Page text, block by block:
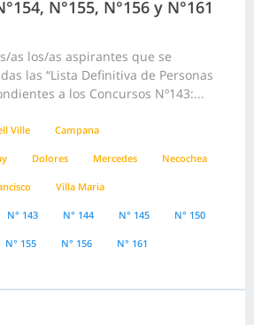
N°155, N°156 y N°161
as los/as aspirantes que se
las “Lista Definitiva de Personas
a los Concursos Nº143:...
Ville Campana
Dolores Mercedes Necochea
Villa Maria
N° 143 N° 144 N° 145 N° 150
N° 155 N° 156 N° 161